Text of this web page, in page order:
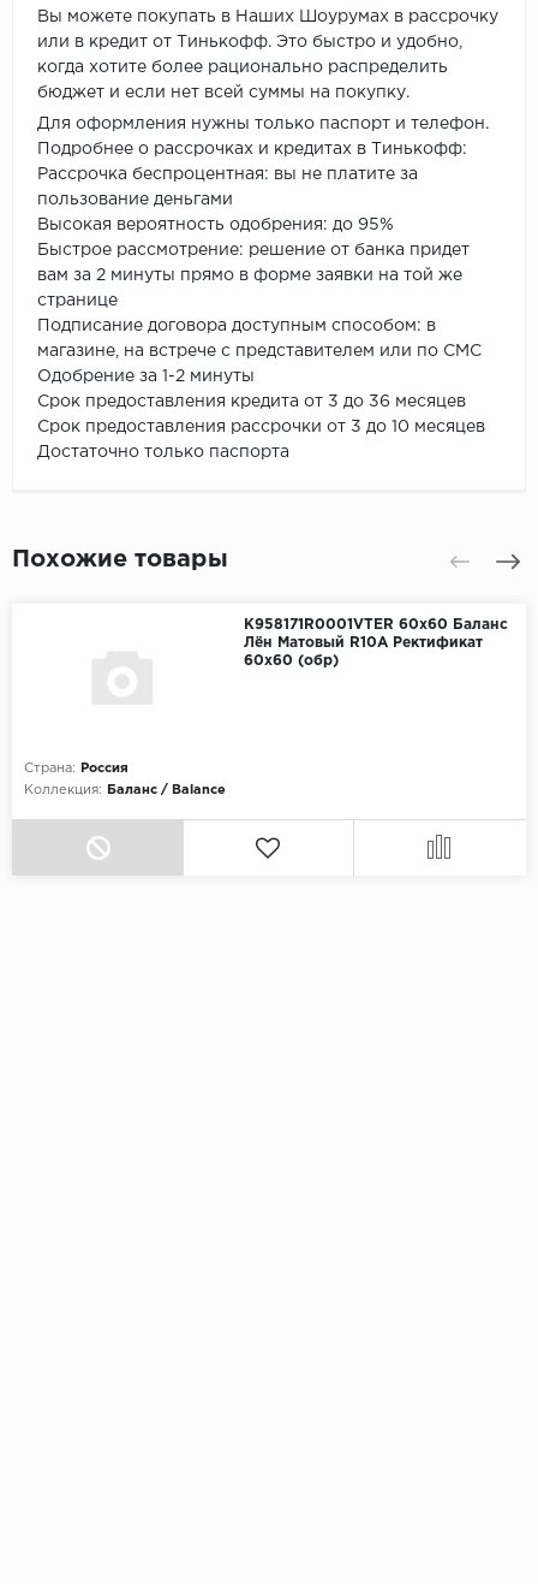
Вы можете покупать в Наших Шоурумах в рассрочку
или в кредит от Тинькофф. Это быстро и удобно,
когда хотите более рационально распределить
бюджет и если нет всей суммы на покупку.
Для оформления нужны только паспорт и телефон.
Подробнее о рассрочках и кредитах в Тинькофф:
Рассрочка беспроцентная: вы не платите за
пользование деньгами
Высокая вероятность одобрения: до 95%
Быстрое рассмотрение: решение от банка придет
вам за 2 минуты прямо в форме заявки на той же
странице
Подписание договора доступным способом: в
магазине, на встрече с представителем или по СМС
Одобрение за 1-2 минуты
Срок предоставления кредита от 3 до 36 месяцев
Срок предоставления рассрочки от 3 до 10 месяцев
Достаточно только паспорта
Похожие товары
K958171R0001VTER 60x60 Баланс
Лён Матовый R10A Ректификат
60x60 (обр)
Страна:
Россия
Коллекция:
Баланс / Balance